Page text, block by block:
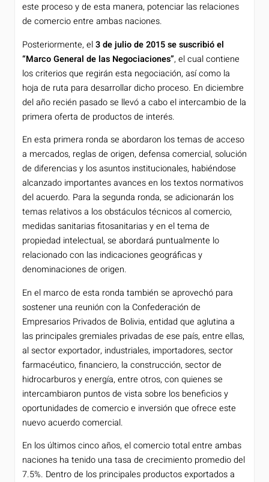
este proceso y de esta manera, potenciar las relaciones
de comercio entre ambas naciones.
Posteriormente, el3 de julio de 2015 se suscribió el
“Marco General de las Negociaciones”, el cual contiene
los criterios que regirán esta negociación, así como la
hoja de ruta para desarrollar dicho proceso. En diciembre
del año recién pasado se llevó a cabo el intercambio de la
primera oferta de productos de interés.
En esta primera ronda se abordaron los temas de acceso
a mercados, reglas de origen, defensa comercial, solución
de diferencias y los asuntos institucionales, habiéndose
alcanzado importantes avances en los textos normativos
del acuerdo. Para la segunda ronda, se adicionarán los
temas relativos a los obstáculos técnicos al comercio,
medidas sanitarias fitosanitarias y en el tema de
propiedad intelectual, se abordará puntualmente lo
relacionado con las indicaciones geográficas y
denominaciones de origen.
En el marco de esta ronda también se aprovechó para
sostener una reunión con la Confederación de
Empresarios Privados de Bolivia, entidad que aglutina a
las principales gremiales privadas de ese país, entre ellas,
al sector exportador, industriales, importadores, sector
farmacéutico, financiero, la construcción, sector de
hidrocarburos y energía, entre otros, con quienes se
intercambiaron puntos de vista sobre los beneficios y
oportunidades de comercio e inversión que ofrece este
nuevo acuerdo comercial.
En los últimos cinco años, el comercio total entre ambas
naciones ha tenido una tasa de crecimiento promedio del
7.5%. Dentro de los principales productos exportados a